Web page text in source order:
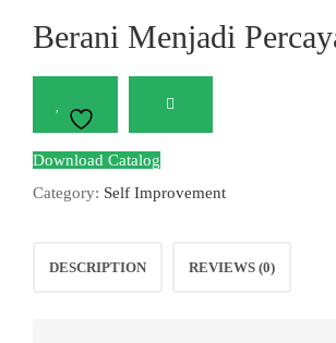
Berani Menjadi
Download Catalog
Category: Self Improvement
DESCRIPTION REVIEWS (0)